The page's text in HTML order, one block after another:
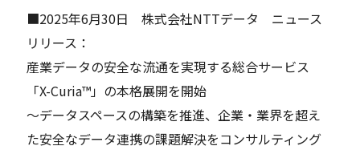
■2025年6月30日 株式会社NTTデータ ニュース
リリース：
産業データの安全な流通を実現する総合サービス
「X-Curia™」の本格展開を開始
～データスペースの構築を推進、企業・業界を超え
た安全なデータ連携の課題解決をコンサルティング